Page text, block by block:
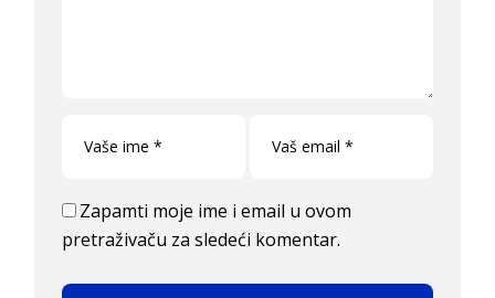
Zapamti moje ime i email u ovom
pretraživaču za sledeći komentar.